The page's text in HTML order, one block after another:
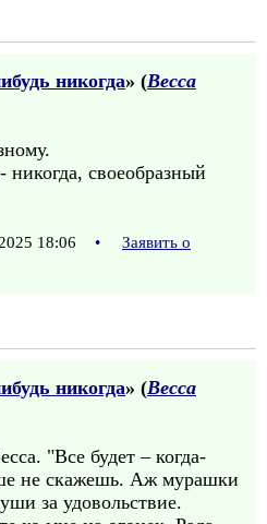
никогда» (Весса
никогда, своеобразный
18:06 •
Заявить о
никогда» (Весса
"Все будет – когда-
не скажешь. Аж мурашки
за удовольствие.